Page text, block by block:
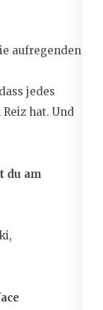
aufregenden
jedes
hat. Und
du am